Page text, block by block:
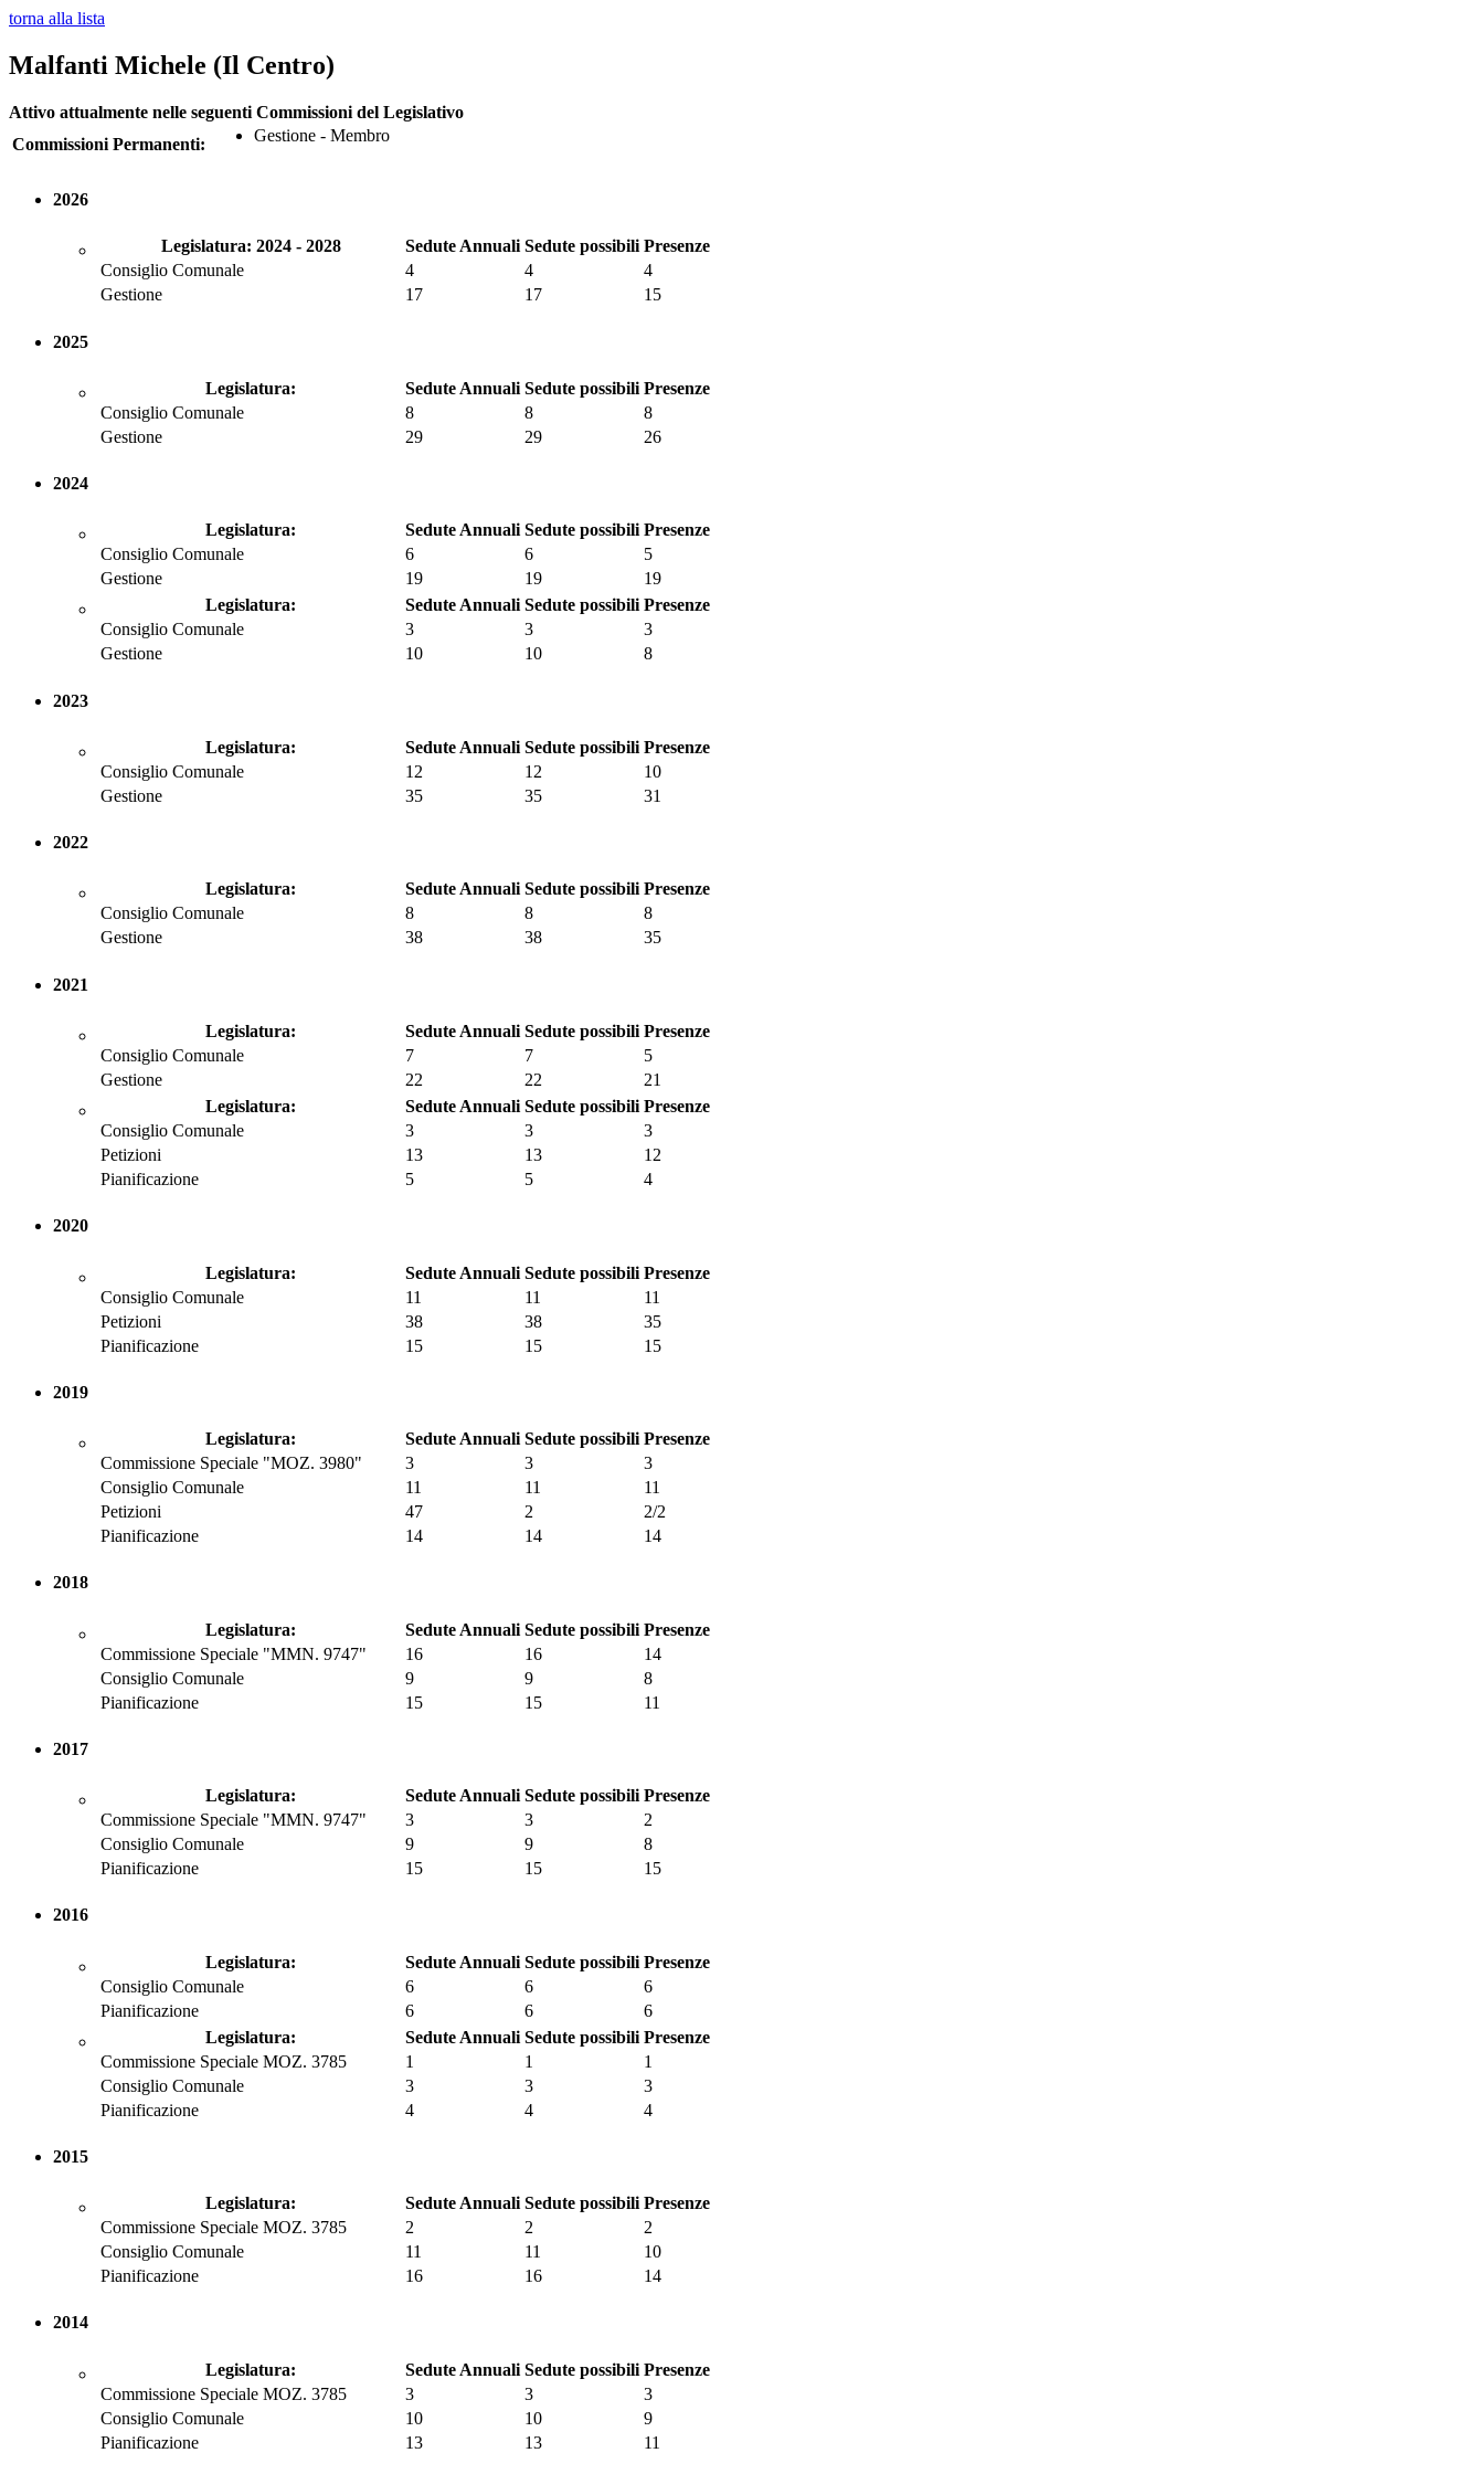
torna alla lista
Malfanti Michele (Il Centro)
Attivo attualmente nelle seguenti Commissioni del Legislativo
Commissioni Permanenti:
Gestione - Membro
2026
Legislatura: 2024 - 2028 Sedute Annuali Sedute possibili Presenze
Consiglio Comunale
4 4
4
Gestione
17 17 15
2025
Legislatura: Sedute Annuali Sedute possibili Presenze
Consiglio Comunale
8 8
8
Gestione
29 29 26
2024
Legislatura: Sedute Annuali Sedute possibili Presenze
Consiglio Comunale
6 6
5
Gestione
19 19
19
Legislatura:
Sedute Annuali Sedute possibili Presenze
Consiglio Comunale
3 3
3
Gestione
10 10 8
2023
Legislatura: Sedute Annuali Sedute possibili Presenze
Consiglio Comunale
12 12
10
Gestione
35 35 31
2022
Legislatura: Sedute Annuali Sedute possibili Presenze
Consiglio Comunale
8 8
8
Gestione
38 38 35
2021
Legislatura: Sedute Annuali Sedute possibili Presenze
Consiglio Comunale
7 7
5
Gestione
22 22
21
Legislatura:
Sedute Annuali Sedute possibili Presenze
Consiglio Comunale
3 3
3
Petizioni
13 13
12
Pianificazione
5 5 4
2020
Legislatura: Sedute Annuali Sedute possibili Presenze
Consiglio Comunale
11 11
11
Petizioni
38 38
35
Pianificazione
15 15 15
2019
Legislatura: Sedute Annuali Sedute possibili Presenze
Commissione Speciale "MOZ. 3980"
3 3
3
Consiglio Comunale
11 11
11
Petizioni
47 2
2/2
Pianificazione
14 14 14
2018
Legislatura: Sedute Annuali Sedute possibili Presenze
Commissione Speciale "MMN. 9747"
16 16
14
Consiglio Comunale
9 9
8
Pianificazione
15 15 11
2017
Legislatura: Sedute Annuali Sedute possibili Presenze
Commissione Speciale "MMN. 9747"
3 3
2
Consiglio Comunale
9 9
8
Pianificazione
15 15 15
2016
Legislatura: Sedute Annuali Sedute possibili Presenze
Consiglio Comunale
6 6
6
Pianificazione
6 6
6
Legislatura:
Sedute Annuali Sedute possibili Presenze
Commissione Speciale MOZ. 3785
1 1
1
Consiglio Comunale
3 3
3
Pianificazione
4 4 4
2015
Legislatura: Sedute Annuali Sedute possibili Presenze
Commissione Speciale MOZ. 3785
2 2
2
Consiglio Comunale
11 11
10
Pianificazione
16 16 14
2014
Legislatura: Sedute Annuali Sedute possibili Presenze
Commissione Speciale MOZ. 3785
3 3
3
Consiglio Comunale
10 10
9
Pianificazione
13 13 11